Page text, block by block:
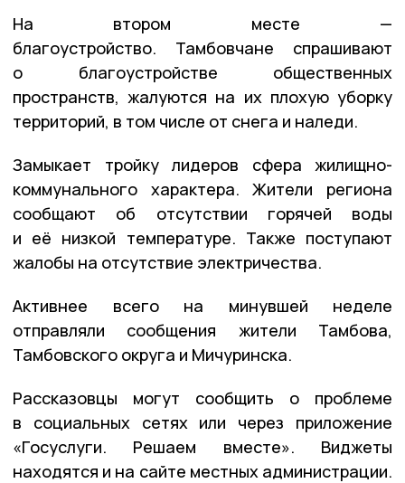
На втором месте —
благоустройство. Тамбовчане спрашивают
о благоустройстве общественных
пространств, жалуются на их плохую уборку
территорий, в том числе от снега и наледи.
Замыкает тройку лидеров сфера жилищно-
коммунального характера. Жители региона
сообщают об отсутствии горячей воды
и её низкой температуре. Также поступают
жалобы на отсутствие электричества.
Активнее всего на минувшей неделе
отправляли сообщения жители Тамбова,
Тамбовского округа и Мичуринска.
Рассказовцы могут сообщить о проблеме
в социальных сетях или через приложение
«Госуслуги. Решаем вместе». Виджеты
находятся и на сайте местных администрации.